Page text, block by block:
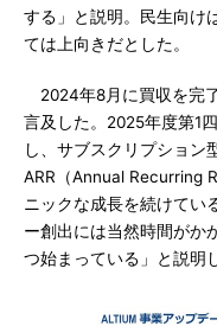
する」と説明。民生向け
ては上向きだとした。
2024年8月に買収を完
言及した。2025年度第1
し、サブスクリプション
ARR（Annual Recurring
ニックな成長を続けてい
ー創出には当然時間がか
つ始まっている」と説明